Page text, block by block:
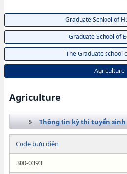
Graduate Schlool of
Graduate School of
The Graduate school
Agriculture
Agriculture
Thông tin kỳ thi tuyển sinh
Code bưu điện
300-0393